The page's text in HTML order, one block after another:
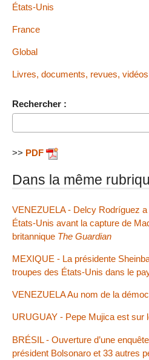
États-Unis
France
Global
Livres, documents, revues,
Rechercher :
>> PDF
Dans la même
VENEZUELA - Delcy Rodríguez
États-Unis avant la capture de
britannique The Guardian
MEXIQUE - La présidente
troupes des États-Unis dans le
VENEZUELA Au nom de la
URUGUAY - Pepe Mujica est sur
BRÉSIL - Ouverture d’une
président Bolsonaro et 33 autres